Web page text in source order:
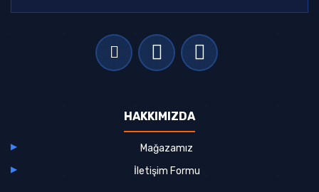
HAKKIMIZDA
Mağazamız
İletişim Formu